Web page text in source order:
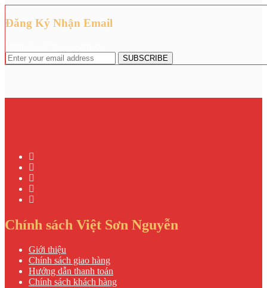
Đăng Ký Nhận Email
Chính sách Việt Sơn Nguyễn
Giới thiệu
Chính sách giao hàng
Hướng dẫn thanh toán
Chính sách khách hàng